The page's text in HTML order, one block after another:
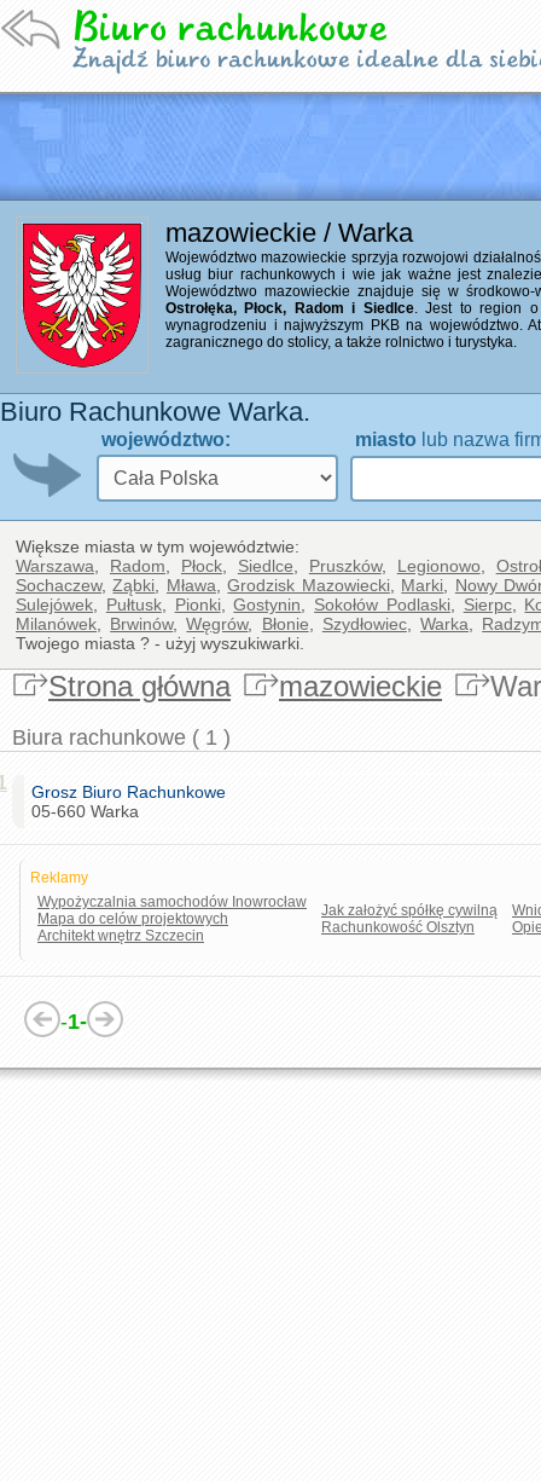
mazowieckie / Warka
Województwo mazowieckie sprzyja rozwojowi
usług biur rachunkowych i wie jak ważne jest
Województwo mazowieckie znajduje się w
Ostrołęka, Płock, Radom i Siedlce. Jest to region o
wynagrodzeniu i najwyższym PKB na województwo.
zagranicznego do stolicy, a także rolnictwo i turystyka.
Biuro Rachunkowe Warka.
województwo: miasto lub nazwa
Większe miasta w tym województwie:
Warszawa
Radom Płock, Siedlce Pruszków, Legionowo
Sochaczew,Ząbki Mława ,Grodzisk Mazowiecki, Marki
Nowy
Sulejówek
Pułtusk, Pionki,Gostynin Sokołów Podlaski, Sierpc,
Milanówek
Brwinów,Węgrów, Błonie Szydłowiec,Warka
Twojego miasta ? - użyj wyszukiwarki.
Strona główna mazowieckie
Biura rachunkowe ( 1 )
Grosz Biuro Rachunkowe
05-660 Warka
Reklamy
Wypożyczalnia samochodów Inowrocław
Mapa do celów projektowych
Architekt wnętrz Szczecin
Jak założyć spółkę cywilną
Rachunkowość Olsztyn
-1-